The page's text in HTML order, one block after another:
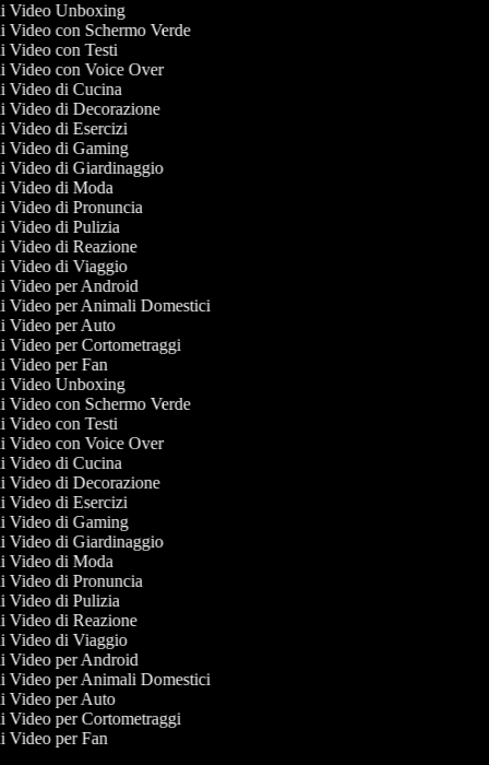
Video Unboxing
Video con Schermo Verde
Video con Testi
Video con Voice Over
Video di Cucina
Video di Decorazione
Video di Esercizi
Video di Gaming
Video di Giardinaggio
Video di Moda
Video di Pronuncia
Video di Pulizia
Video di Reazione
Video di Viaggio
Video per Android
Video per Animali Domestici
Video per Auto
Video per Cortometraggi
Video per Fan
Video Unboxing
Video con Schermo Verde
Video con Testi
Video con Voice Over
Video di Cucina
Video di Decorazione
Video di Esercizi
Video di Gaming
Video di Giardinaggio
Video di Moda
Video di Pronuncia
Video di Pulizia
Video di Reazione
Video di Viaggio
Video per Android
Video per Animali Domestici
Video per Auto
Video per Cortometraggi
Video per Fan